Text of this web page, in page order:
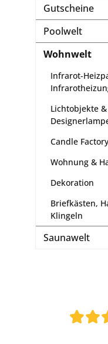
Gutscheine
Poolwelt
Wohnwelt
Infrarot-
Lichtobjekte &
Candle
Wohnung &
Dekoration
Briefkästen,
Klingeln
Saunawelt